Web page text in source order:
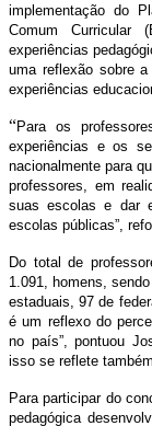
implementação do
Comum Curricular
experiências
uma reflexão sobre
experiências
“Para os
experiências e os
nacionalmente para
professores, em
suas escolas e dar
escolas públicas”,
Do total de
1.091, homens,
estaduais, 97 de
é um reflexo do
no país”, pontuou
isso se reflete
Para participar do
pedagógica